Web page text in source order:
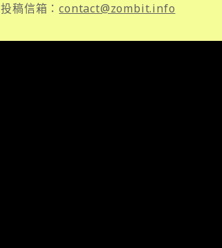
投稿信箱：contact@zombit.info